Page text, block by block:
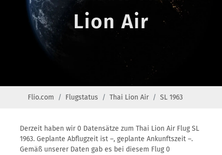
Lion Air
Flio.com Flugstatus Thai Lion Air SL 1963
Derzeit haben wir 0 Datensätze zum Thai Lion Air Flug SL
1963. Geplante Abflugzeit ist –, geplante Ankunftszeit –.
Gemäß unserer Daten gab es bei diesem Flug 0